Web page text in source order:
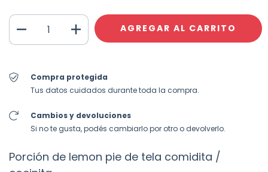
Compra protegida
Tus datos cuidados durante toda la compra.
Cambios y devoluciones
Si no te gusta, podés cambiarlo por otro o devolverlo.
Porción de lemon pie de tela comidita /